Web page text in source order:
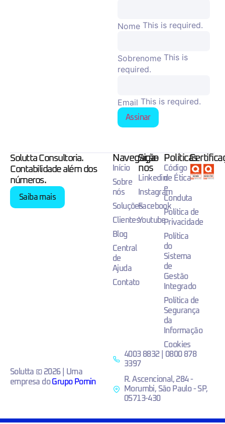
Nome This is required.
Sobrenome This is
required.
Email This is required.
Assinar
Solutta Consultoria.
Contabilidade além dos
números.
Saiba mais
Navegação
Início
Sobre
nós
Soluções
Clientes
Blog
Central
de
Ajuda
Contato
Siga-
nos
Linkedin
Instagram
Facebook
Youtube
Políticas
Código
de Ética
e
Conduta
Política de
Privacidade
Política
do
Sistema
de
Gestão
Integrado
Política de
Segurança
da
Informação
Cookies
Solutta © 2026 | Uma
empresa doGrupo Pomin
4003 8832 | 0800 878
3397
R. Ascencional, 284 -
Morumbi, São Paulo - SP,
05713-430